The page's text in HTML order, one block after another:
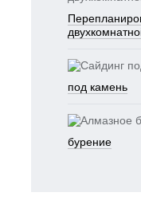
под камень
бурение